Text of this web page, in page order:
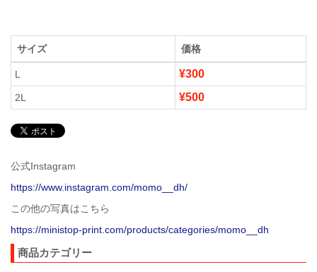
サイズ 価格
L ¥300
2L ¥500
公式Instagram
https://www.instagram.com/momo__dh/
この他の写真はこちら
https://ministop-print.com/products/categories/momo__dh
商品カテゴリー